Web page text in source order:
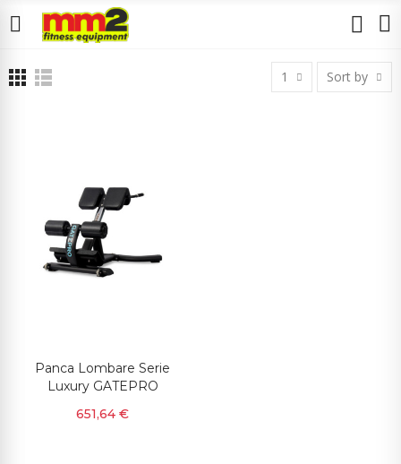
1 Sort by
Panca Lombare Serie
Luxury GATEPRO
651,64 €